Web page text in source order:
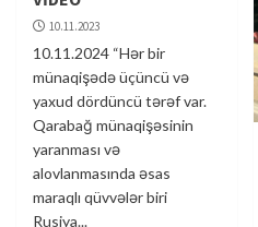
10.11.2023
10.11.2024 “Hər bir
münaqişədə üçüncü və
yaxud dördüncü tərəf var.
Qarabağ münaqişəsinin
yaranması və
alovlanmasında əsas
maraqlı qüvvələr biri
Rusiya...